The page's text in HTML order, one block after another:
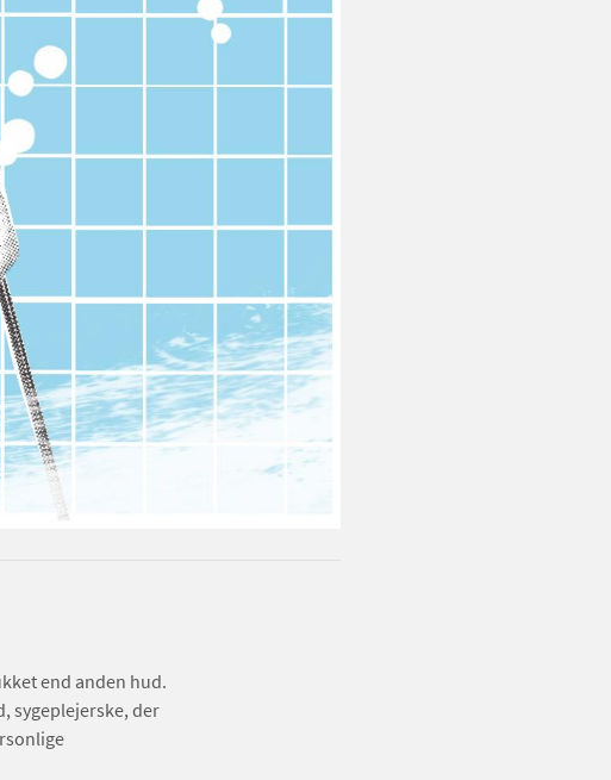
end anden hud.
sygeplejerske, der